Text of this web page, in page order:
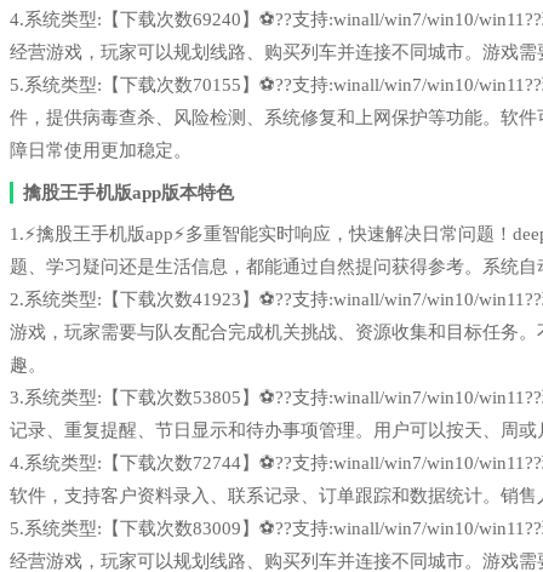
4.系统类型:【下载次数69240】⚽??支持:winall/win7/win10/
经营游戏，玩家可以规划线路、购买列车并连接不同城市。游戏
5.系统类型:【下载次数70155】⚽??支持:winall/win7/win10/
件，提供病毒查杀、风险检测、系统修复和上网保护等功能。软
障日常使用更加稳定。
擒股王手机版app版本特色
1.⚡擒股王手机版app⚡多重智能实时响应，快速解决日常问题！
题、学习疑问还是生活信息，都能通过自然提问获得参考。系统
2.系统类型:【下载次数41923】⚽??支持:winall/win7/win10/
游戏，玩家需要与队友配合完成机关挑战、资源收集和目标任务
趣。
3.系统类型:【下载次数53805】⚽??支持:winall/win7/win10/
记录、重复提醒、节日显示和待办事项管理。用户可以按天、周
4.系统类型:【下载次数72744】⚽??支持:winall/win7/win10/
软件，支持客户资料录入、联系记录、订单跟踪和数据统计。销
5.系统类型:【下载次数83009】⚽??支持:winall/win7/win10/
经营游戏，玩家可以规划线路、购买列车并连接不同城市。游戏